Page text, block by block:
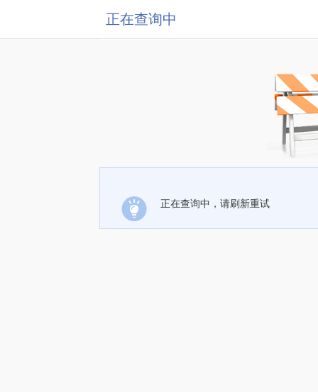
正在查询中
正在查询中，请刷新重试